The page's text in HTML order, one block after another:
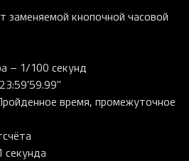
заменяемой кнопочной часовой
– 1/100 секунд
время, промежуточное
секунда